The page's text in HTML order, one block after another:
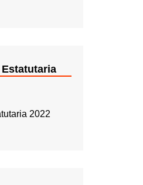
Estatutaria
2022